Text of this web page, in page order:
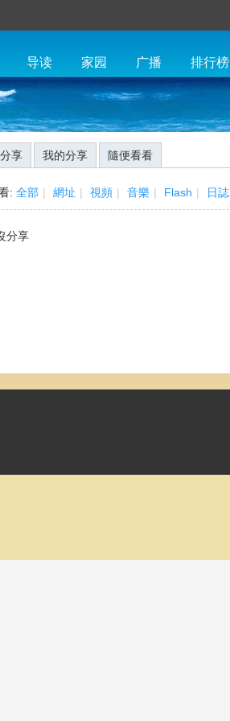
导读 家园 广播 排行榜
享 我的分享 隨便看看
:全部 | 網址 | 視頻 | 音樂 | Flash | 日誌
分享